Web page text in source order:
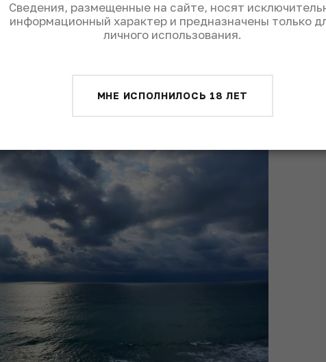
А йодистый аромат моря
Сведения, размещенные на сайте, носят
информационный характер и предназначены только
личного использования.
МНЕ ИСПОЛНИЛОСЬ 18 ЛЕТ